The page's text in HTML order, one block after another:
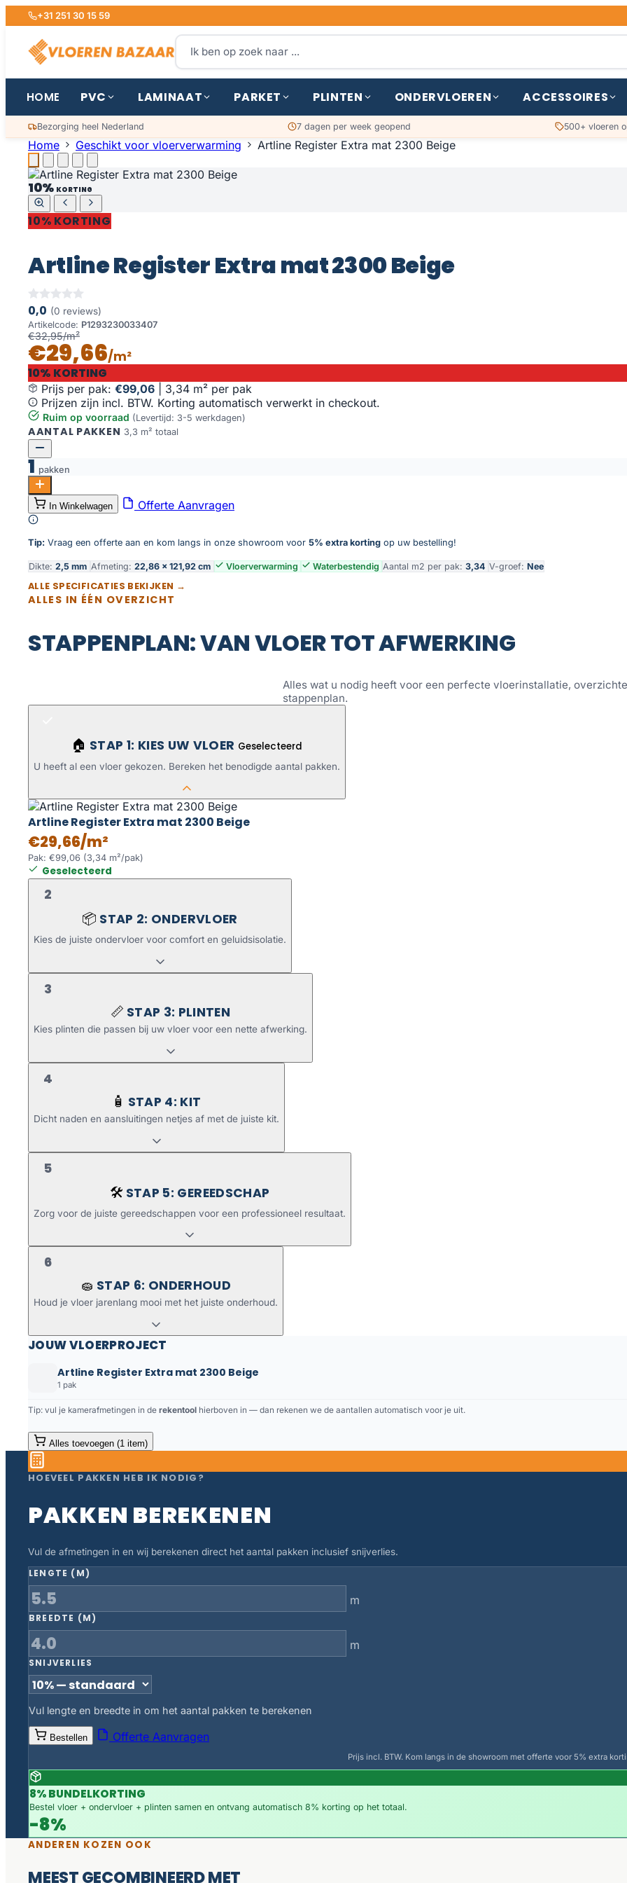
+31 251 30 15 59
HOME PVC LAMINAAT PARKET PLINTEN ONDERVLOEREN ACCESSOIRES
Bezorging heel Nederland 7 dagen per week geopend 500+ vloeren
Home Geschikt voor vloerverwarming Artline Register Extra mat 2300 Beige
10% KORTING
10% KORTING
Artline Register Extra mat 2300 Beige
0,0 (0 reviews)
Artikelcode: P1293230033407
€32,95/m²
€29,66/m²
10% KORTING
Prijs per pak: €99,06
3,34 m² per pak
Prijzen zijn incl. BTW. Korting automatisch verwerkt in checkout.
Ruim op voorraad (Levertijd: 3-5 werkdagen)
AANTAL PAKKEN 3,3 m² totaal
1 pakken
Artline Register Extra mat 2300 Beige aantal
Toevoegen aan winkelwagen
In Winkelwagen Offerte Aanvragen
Tip: Vraag een offerte aan en kom langs in onze showroom voor 5% extra korting op uw bestelling!
Dikte: 2,5 mm Afmeting: 22,86 × 121,92 cm Vloerverwarming Waterbestendig Aantal m2 per pak: 3,34 V-groef: Nee
ALLE SPECIFICATIES BEKIJKEN →
ALLES IN ÉÉN OVERZICHT
STAPPENPLAN: VAN VLOER TOT AFWERKING
Alles wat u nodig heeft voor een perfecte vloerinstallatie,
stappenplan.
🏠 STAP 1: KIES UW VLOER Geselecteerd
U heeft al een vloer gekozen. Bereken het benodigde aantal pakken.
Artline Register Extra mat 2300 Beige
€29,66/m²
Pak: €99,06 (3,34 m²/pak)
Geselecteerd
2
📦 STAP 2: ONDERVLOER
Kies de juiste ondervloer voor comfort en geluidsisolatie.
3
📏 STAP 3: PLINTEN
Kies plinten die passen bij uw vloer voor een nette afwerking.
4
🧴 STAP 4: KIT
Dicht naden en aansluitingen netjes af met de juiste kit.
5
🛠️ STAP 5: GEREEDSCHAP
Zorg voor de juiste gereedschappen voor een professioneel resultaat.
6
🧽 STAP 6: ONDERHOUD
Houd je vloer jarenlang mooi met het juiste onderhoud.
JOUW VLOERPROJECT
Artline Register Extra mat 2300 Beige
1 pak
Tip: vul je kamerafmetingen in de rekentool hierboven in — dan rekenen we de aantallen automatisch voor je uit.
Alles toevoegen (1 item)
HOEVEEL PAKKEN HEB IK NODIG?
PAKKEN BEREKENEN
Vul de afmetingen in en wij berekenen direct het aantal pakken inclusief snijverlies.
LENGTE (M)
m
BREEDTE (M)
m
SNIJVERLIES
Vul lengte en breedte in om het aantal pakken te berekenen
Bestellen Offerte Aanvragen
Prijs incl. BTW. Kom langs in de showroom met offerte voor 5% extra
8% BUNDELKORTING
Bestel vloer + ondervloer + plinten samen en ontvang automatisch 8% korting op het totaal.
-8%
ANDEREN KOZEN OOK
MEEST GECOMBINEERD MET